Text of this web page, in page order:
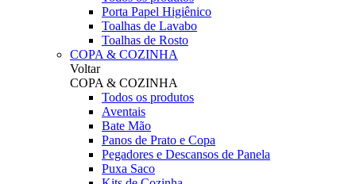
Porta Papel Higiênico
Toalhas de Lavabo
Toalhas de Rosto
COPA & COZINHA
Voltar
COPA & COZINHA
Todos os produtos
Aventais
Bate Mão
Panos de Prato e Copa
Pegadores e Descansos de Panela
Puxa Saco